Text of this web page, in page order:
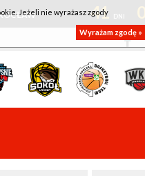
41
Jeżeli nie wyrażasz zgody
Wyrażam zgodę »